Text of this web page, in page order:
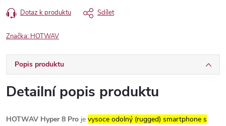
Dotaz k produktu Sdílet
Značka: HOTWAV
Popis produktu
Detailní popis produktu
HOTWAV Hyper 8 Pro je vysoce odolný (rugged) smartphone s